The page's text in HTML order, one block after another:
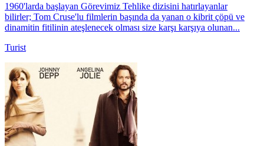
1960'larda başlayan Görevimiz Tehlike dizisini hatırlayanlar
bilirler; Tom Cruse'lu filmlerin başında da yanan o kibrit çöpü ve
dinamitin fitilinin ateşlenecek olması size karşı karşıya olunan...
Turist